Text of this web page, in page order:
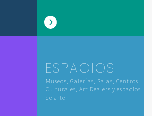
ESPACIOS
Museos, Galerías, Salas, Centros
Culturales, Art Dealers y espacios
de arte